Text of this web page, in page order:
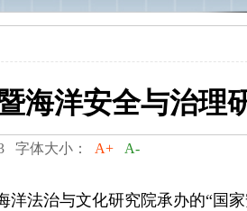
海洋安全与治理
字体大小： A+ A-
法治与文化研究院承办的“国家